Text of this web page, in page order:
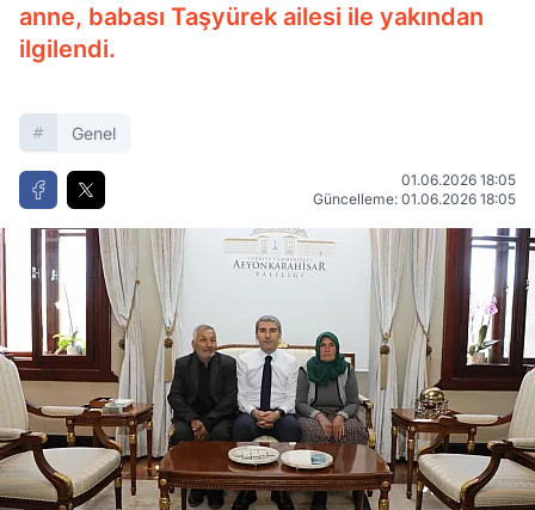
anne, babası Taşyürek ailesi ile yakından
ilgilendi.
Genel
01.06.2026 18:05
Güncelleme: 01.06.2026 18:05